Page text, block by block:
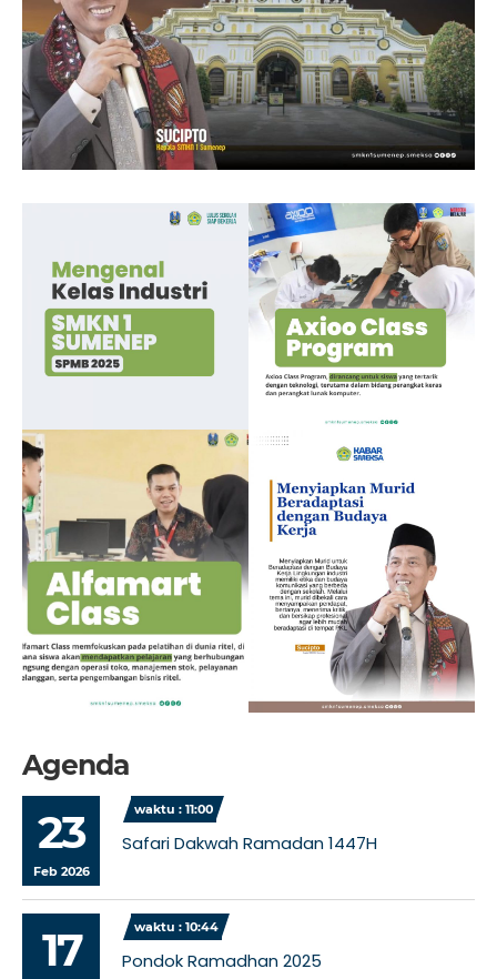
Agenda
23
Feb 2026
waktu : 11:00
Safari Dakwah Ramadan 1447H
17 waktu : 10:44
Pondok Ramadhan 2025